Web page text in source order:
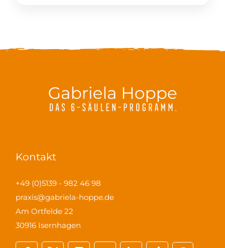
Kontakt
+49 (0)5139 - 982 46 98
praxis@gabriela-hoppe.de
Am Ortfelde 22
30916 Isernhagen